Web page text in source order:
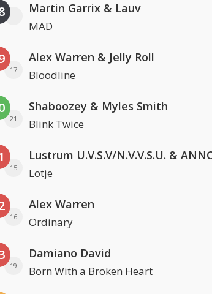
Martin Garrix & Lauv
MAD
17
Alex Warren & Jelly Roll
Bloodline
21
Shaboozey & Myles Smith
Blink Twice
15 Lotje
16
Alex Warren
Ordinary
19
Damiano David
Born With a Broken Heart